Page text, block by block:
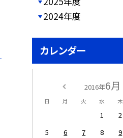
2024年度
カレンダー
2016年6月
日 月 火 水 木
1 2
5
6 7 8 9